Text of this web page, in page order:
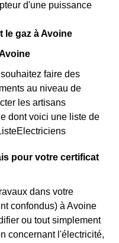
d'une puissance
le gaz à Avoine
faire des
au niveau de
les artisans
dont voici une liste de
pour votre certificat
dans votre
confondus) à Avoine
ou tout simplement
concernant l'électricité,